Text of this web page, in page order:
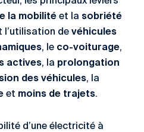
la mobilité et la sobriété
l’utilisation de véhicules
, le co-voiturage,
actives, la prolongation
des véhicules, la
et moins de trajets.
d’une électricité à